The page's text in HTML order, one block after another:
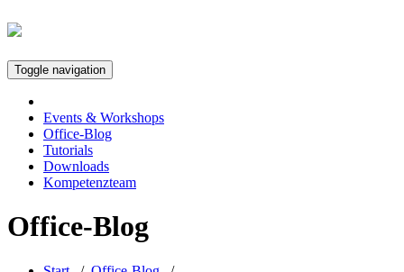
Toggle navigation
Events & Workshops
Office-Blog
Tutorials
Downloads
Kompetenzteam
Office-Blog